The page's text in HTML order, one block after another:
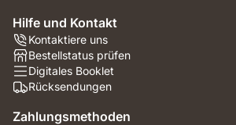
Hilfe und Kontakt
Kontaktiere uns
Bestellstatus prüfen
Digitales Booklet
Rücksendungen
Zahlungsmethoden